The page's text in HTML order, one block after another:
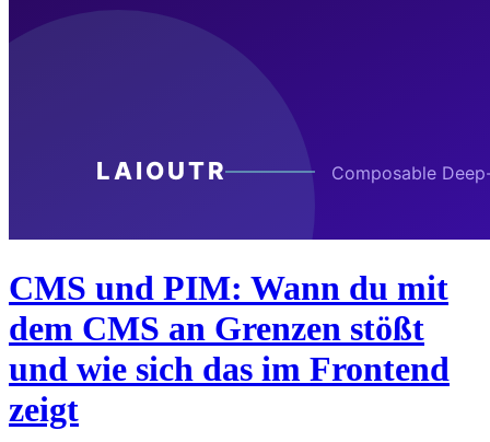
CMS und PIM: Wann du mit
dem CMS an Grenzen stößt
und wie sich das im Frontend
zeigt